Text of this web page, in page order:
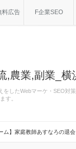
料広告 F企業SEO
,農業,副業_横
をしたWebマーケ・SEO
す。
ム】家庭教師あすなろの退